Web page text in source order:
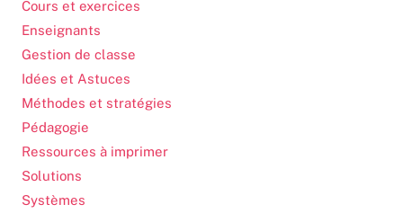
Cours et exercices
Enseignants
Gestion de classe
Idées et Astuces
Méthodes et stratégies
Pédagogie
Ressources à imprimer
Solutions
Systèmes